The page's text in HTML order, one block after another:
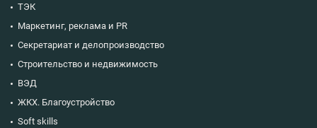
ТЭК
Маркетинг, реклама и PR
Секретариат и делопроизводство
Строительство и недвижимость
ВЭД
ЖКХ. Благоустройство
Soft skills